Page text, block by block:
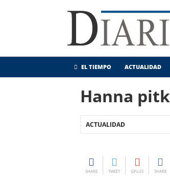
EL TIEMPO ACTUALIDAD
Hanna
ACTUALIDAD
SHARE TWEET GPLUS SHARE